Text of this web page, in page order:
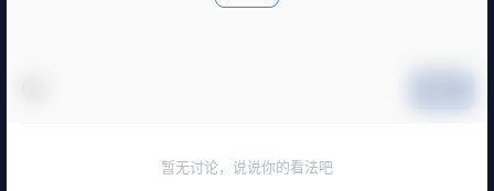
暂无讨论，说说你的看法吧